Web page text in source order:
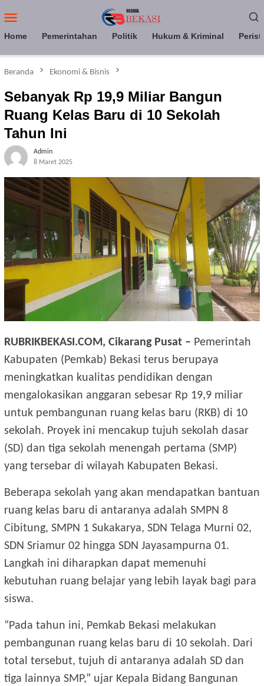
ke
Mobile
Home Pemerintahan Politik Hukum & Kriminal
Beranda Ekonomi & Bisnis
Sebanyak Rp 19,9 Miliar Bangun
Ruang Kelas Baru di 10 Sekolah
Tahun Ini
Admin
8 Maret 2025
RUBRIKBEKASI.COM, Cikarang Pusat – Pemerintah
Kabupaten (Pemkab) Bekasi terus berupaya
meningkatkan kualitas pendidikan dengan
mengalokasikan anggaran sebesar Rp 19,9 miliar
untuk pembangunan ruang kelas baru (RKB) di 10
sekolah. Proyek ini mencakup tujuh sekolah dasar
(SD) dan tiga sekolah menengah pertama (SMP)
yang tersebar di wilayah Kabupaten Bekasi.
Beberapa sekolah yang akan mendapatkan bantuan
ruang kelas baru di antaranya adalah SMPN 8
Cibitung, SMPN 1 Sukakarya, SDN Telaga Murni 02,
SDN Sriamur 02 hingga SDN Jayasampurna 01.
Langkah ini diharapkan dapat memenuhi
kebutuhan ruang belajar yang lebih layak bagi para
siswa.
“Pada tahun ini, Pemkab Bekasi melakukan
pembangunan ruang kelas baru di 10 sekolah. Dari
total tersebut, tujuh di antaranya adalah SD dan
tiga lainnya SMP,” ujar Kepala Bidang Bangunan